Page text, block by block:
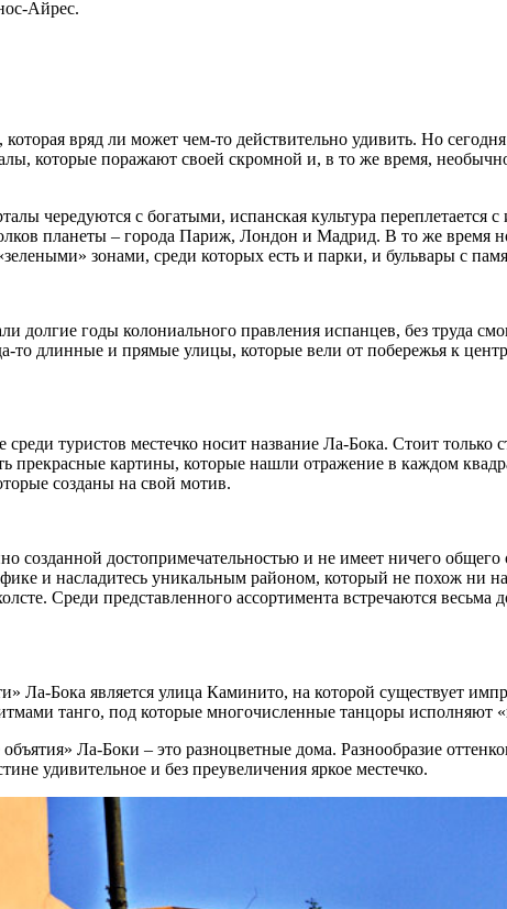
Айрес.
вряд ли может чем-то действительно удивить. Но
которые поражают своей скромной и, в то же время,
чередуются с богатыми, испанская культура
планеты – города Париж, Лондон и Мадрид. В то же время
зонами, среди которых есть и парки, и бульвары с
долгие годы колониального правления испанцев, без труда
то длинные и прямые улицы, которые вели от побережья к
туристов местечко носит название Ла-Бока. Стоит
прекрасные картины, которые нашли отражение в каждом
созданы на свой мотив.
созданной достопримечательностью и не имеет ничего общего
и насладитесь уникальным районом, который не похож ни
Среди представленного ассортимента встречаются
Ла-Бока является улица Каминито, на которой существует
танго, под которые многочисленные танцоры исполняют
Ла-Боки – это разноцветные дома. Разнообразие
удивительное и без преувеличения яркое местечко.